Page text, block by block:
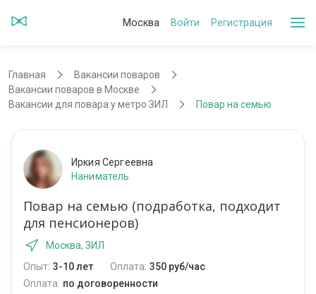
Москва Войти Регистрация
Главная
Вакансии поваров
Вакансии поваров в Москве
Вакансии для повара у метро ЗИЛ
Повар на семью
Иркия Сергеевна
Наниматель
Повар на семью (подработка, подходит
для пенсионеров)
Москва, ЗИЛ
Опыт: 3-10 лет Оплата: 350 руб/час
Оплата: по договоренности